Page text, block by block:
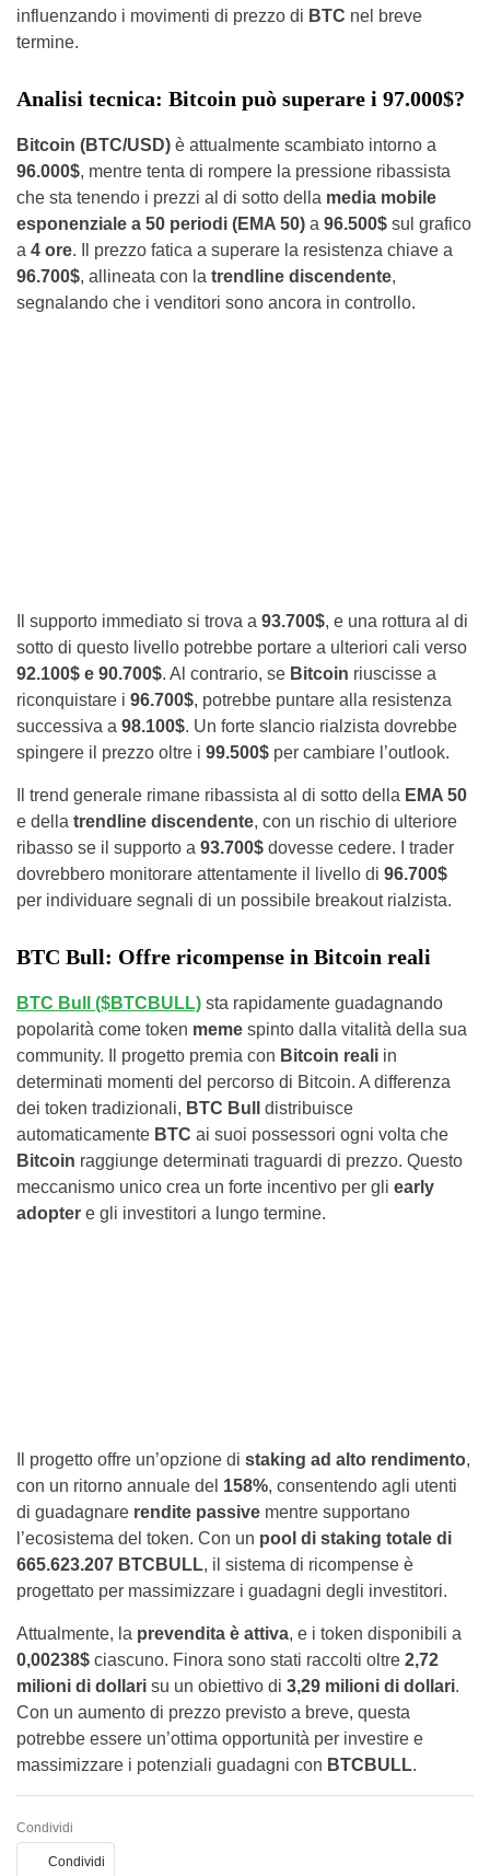
influenzando i movimenti di prezzo di BTC nel breve
termine.
Analisi tecnica: Bitcoin può superare i 97.000$?
Bitcoin (BTC/USD) è attualmente scambiato intorno a
96.000$, mentre tenta di rompere la pressione ribassista
che sta tenendo i prezzi al di sotto della media mobile
esponenziale a 50 periodi (EMA 50) a 96.500$ sul grafico
a 4 ore. Il prezzo fatica a superare la resistenza chiave a
96.700$, allineata con la trendline discendente,
segnalando che i venditori sono ancora in controllo.
Il supporto immediato si trova a 93.700$, e una rottura al di
sotto di questo livello potrebbe portare a ulteriori cali verso
92.100$ e 90.700$. Al contrario, se Bitcoin riuscisse a
riconquistare i 96.700$, potrebbe puntare alla resistenza
successiva a 98.100$. Un forte slancio rialzista dovrebbe
spingere il prezzo oltre i 99.500$ per cambiare l’outlook.
Il trend generale rimane ribassista al di sotto della EMA 50
e della trendline discendente, con un rischio di ulteriore
ribasso se il supporto a 93.700$ dovesse cedere. I trader
dovrebbero monitorare attentamente il livello di 96.700$
per individuare segnali di un possibile breakout rialzista.
BTC Bull: Offre ricompense in Bitcoin reali
BTC Bull ($BTCBULL) sta rapidamente guadagnando
popolarità come token meme spinto dalla vitalità della sua
community. Il progetto premia con Bitcoin reali in
determinati momenti del percorso di Bitcoin. A differenza
dei token tradizionali, BTC Bull
distribuisce
automaticamente BTC ai suoi possessori ogni volta che
Bitcoin raggiunge determinati traguardi di prezzo. Questo
meccanismo unico crea un forte incentivo per gli early
adopter e gli investitori a lungo termine.
Il progetto offre un’opzione di staking ad alto rendimento,
con un ritorno annuale del 158%, consentendo agli utenti
di guadagnare rendite passive mentre supportano
l’ecosistema del token. Con un pool di staking totale di
665.623.207 BTCBULL, il sistema di ricompense è
progettato per massimizzare i guadagni degli investitori.
Attualmente, la prevendita è attiva, e i token disponibili a
0,00238$ ciascuno. Finora sono stati raccolti oltre 2,72
milioni di dollari su un obiettivo di 3,29 milioni di dollari.
Con un aumento di prezzo previsto a breve, questa
potrebbe essere un’ottima opportunità per investire e
massimizzare i potenziali guadagni con BTCBULL.
Condividi
Condividi